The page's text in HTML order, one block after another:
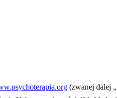
(zwanej dalej